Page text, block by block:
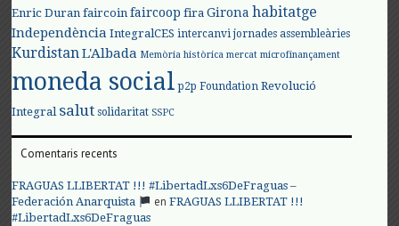
Enric Duran faircoin faircoop fira Girona habitatge
Independència IntegralCES intercanvi jornades assembleàries
KurdistanL'Albada Memòria històrica mercat microfinançament
moneda social p2p Foundation Revolució
Integral salut solidaritat SSPC
Comentaris recents
FRAGUAS LLIBERTAT !!! #LibertadLxs6DeFraguas –
Federación Anarquista
enFRAGUAS LLIBERTAT !!!
#LibertadLxs6DeFraguas